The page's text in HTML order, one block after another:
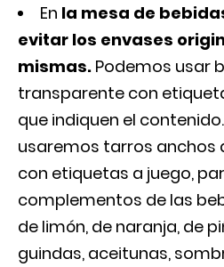
En la mesa de
evitar los envases
mismas. Podemos usar
transparente con
que indiquen el
usaremos tarros anchos
con etiquetas a juego,
complementos de las
de limón, de naranja, de
guindas, aceitunas,